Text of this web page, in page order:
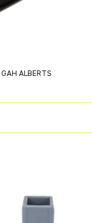
ALBERTS